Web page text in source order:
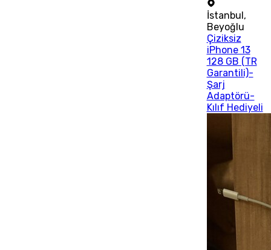
İstanbul,
Beyoğlu
Çiziksiz
iPhone 13
128 GB (TR
Garantili)-
Şarj
Adaptörü-
Kılıf Hediyeli